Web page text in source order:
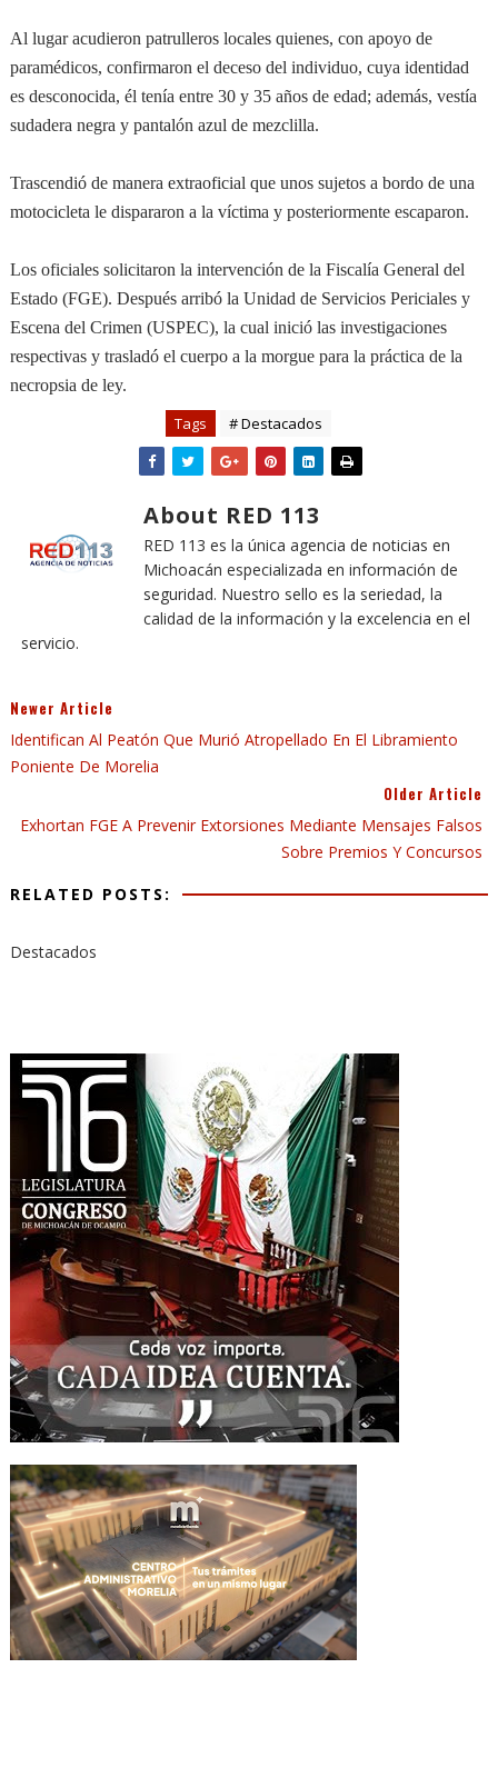
Al lugar acudieron patrulleros locales quienes, con apoyo de
paramédicos, confirmaron el deceso del individuo, cuya identidad
es desconocida, él tenía entre 30 y 35 años de edad; además, vestía
sudadera negra y pantalón azul de mezclilla.
Trascendió de manera extraoficial que unos sujetos a bordo de una
motocicleta le dispararon a la víctima y posteriormente escaparon.
Los oficiales solicitaron la intervención de la Fiscalía General del
Estado (FGE). Después arribó la Unidad de Servicios Periciales y
Escena del Crimen (USPEC), la cual inició las investigaciones
respectivas y trasladó el cuerpo a la morgue para la práctica de la
necropsia de ley.
Tags # Destacados
About RED 113
RED 113 es la única agencia de noticias en
Michoacán especializada en información de
seguridad. Nuestro sello es la seriedad, la
calidad de la información y la excelencia en el
servicio.
Newer Article
Identifican Al Peatón Que Murió Atropellado En El Libramiento
Poniente De Morelia
Older Article
Exhortan FGE A Prevenir Extorsiones Mediante Mensajes Falsos
Sobre Premios Y Concursos
RELATED POSTS:
Destacados